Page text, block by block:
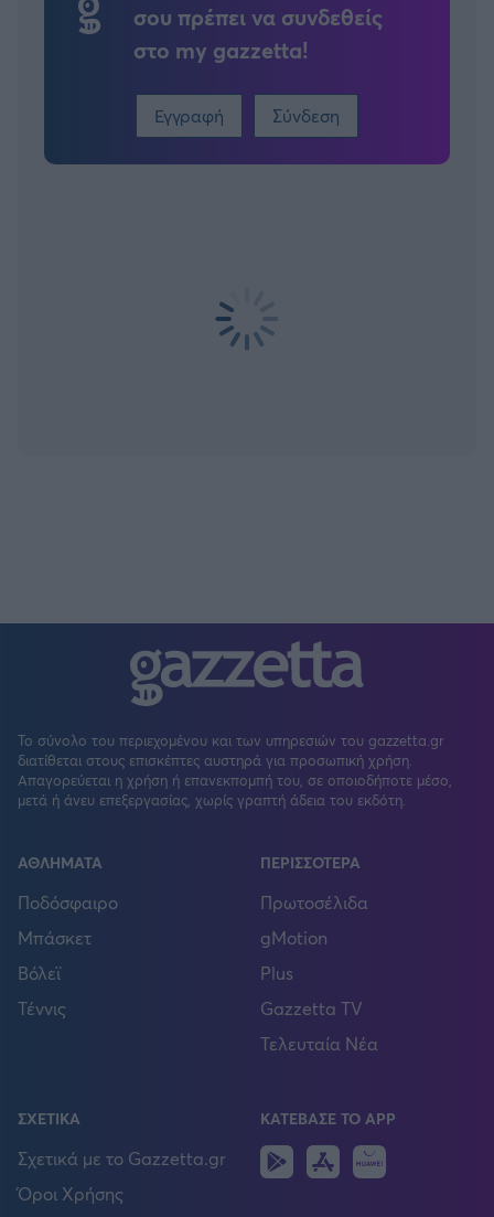
σου πρέπει να συνδεθείς
στο my gazzetta!
Εγγραφή Σύνδεση
Το σύνολο του περιεχομένου και των υπηρεσιών του gazzetta.gr
διατίθεται στους επισκέπτες αυστηρά για προσωπική χρήση.
Απαγορεύεται η χρήση ή επανεκπομπή του, σε οποιοδήποτε μέσο,
μετά ή άνευ επεξεργασίας, χωρίς γραπτή άδεια του εκδότη.
ΑΘΛΗΜΑΤΑ
Ποδόσφαιρο
Μπάσκετ
Βόλεϊ
Τέννις
ΠΕΡΙΣΣΟΤΕΡΑ
Πρωτοσέλιδα
gMotion
Plus
Gazzetta TV
Τελευταία Νέα
ΣΧΕΤΙΚΑ
Σχετικά με το Gazzetta.gr
Όροι Χρήσης
ΚΑΤΕΒΑΣΕ ΤΟ APP
Android
IOS